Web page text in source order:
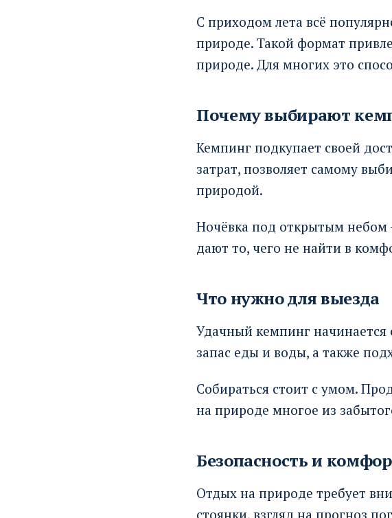
С приходом лета всё
природе. Такой формат
природе. Для многих это
Почему выбирают
Кемпинг подкупает своей
затрат, позволяет самому
природой.
Ночёвка под открытым
дают то, чего не найти в
Что нужно для выезда
Удачный кемпинг начинается
запас еды и воды, а также
Собираться стоит с умом.
на природе многое из
Безопасность и
Отдых на природе требует
стоянки, взгляд на прогноз